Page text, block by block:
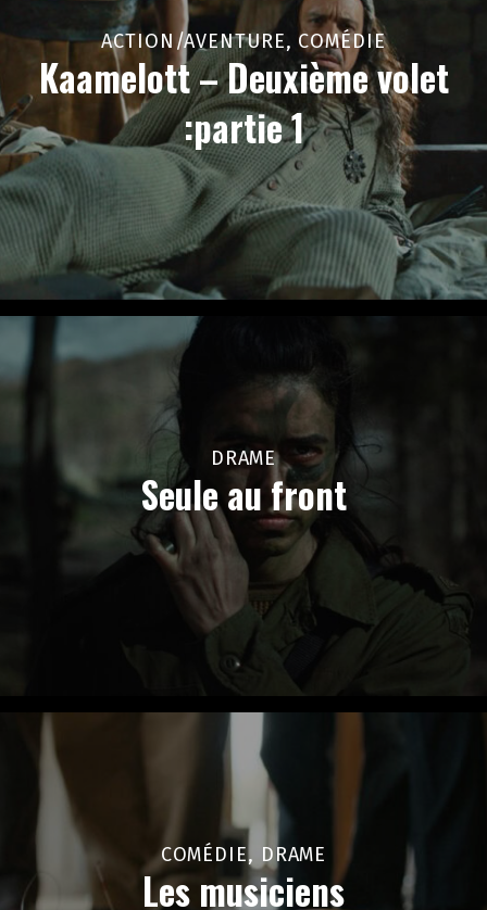
ACTION/AVENTURE, COMÉDIE
Kaamelott – Deuxième volet
:partie 1
DRAME
Seule au front
COMÉDIE, DRAME
Les musiciens